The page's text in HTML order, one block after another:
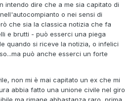
intendo dire che a me sia capitato di
o nei sensi di
che sia la classica notizia che fa
e brutti - può esserci una piega
quando si riceve la notizia, o infelici
può anche esserci un forte
non mi è mai capitato un ex che mi
abbia fatto una unione civile nel giro